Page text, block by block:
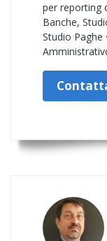
per reporting
Banche,
Studio Paghe